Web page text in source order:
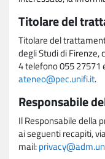
Titolare del
Titolare del
degli Studi di Firenze,
4 telefono 055 27571
ateneo@pec.unifi.it.
Responsabile
Il Responsabile della
ai seguenti recapiti,
mail: